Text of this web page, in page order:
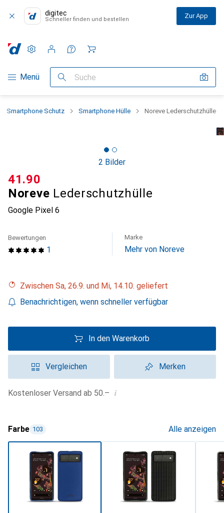
digitec
Schneller finden und bestellen Zur App
Navigation nach Kategorien
Menü Suche
Einstellungen
Kundenkonto
Vergleichslisten
Merklisten
Warenkorb
Smartphone Schutz Smartphone Hülle Noreve Lederschutzhülle
2 Bilder
Noreve Lederschutzhülle
Google Pixel 6
CHF
41.90
1
Bewertungen Marke
Mehr von Noreve
Zwischen Sa, 26.9. und Mi, 14.10. geliefert
Benachrichtigen, wenn schneller verfügbar
In den Warenkorb
Vergleichen Merken
Kostenloser Versand ab 50.– i
Farbe 103 Alle anzeigen